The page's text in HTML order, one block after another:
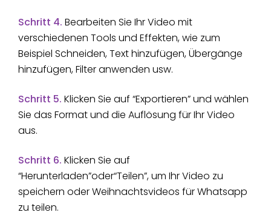
Schritt 4. Bearbeiten Sie Ihr Video mit
verschiedenen Tools und Effekten, wie zum
Beispiel Schneiden, Text hinzufügen, Übergänge
hinzufügen, Filter anwenden usw.
Schritt 5. Klicken Sie auf “Exportieren” und wählen
Sie das Format und die Auflösung für Ihr Video
aus.
Schritt 6. Klicken Sie auf
“Herunterladen”oder“Teilen”, um Ihr Video zu
speichern oder Weihnachtsvideos für Whatsapp
zu teilen.